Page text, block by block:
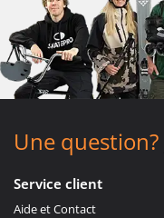
Une question?
Service client
Aide et Contact